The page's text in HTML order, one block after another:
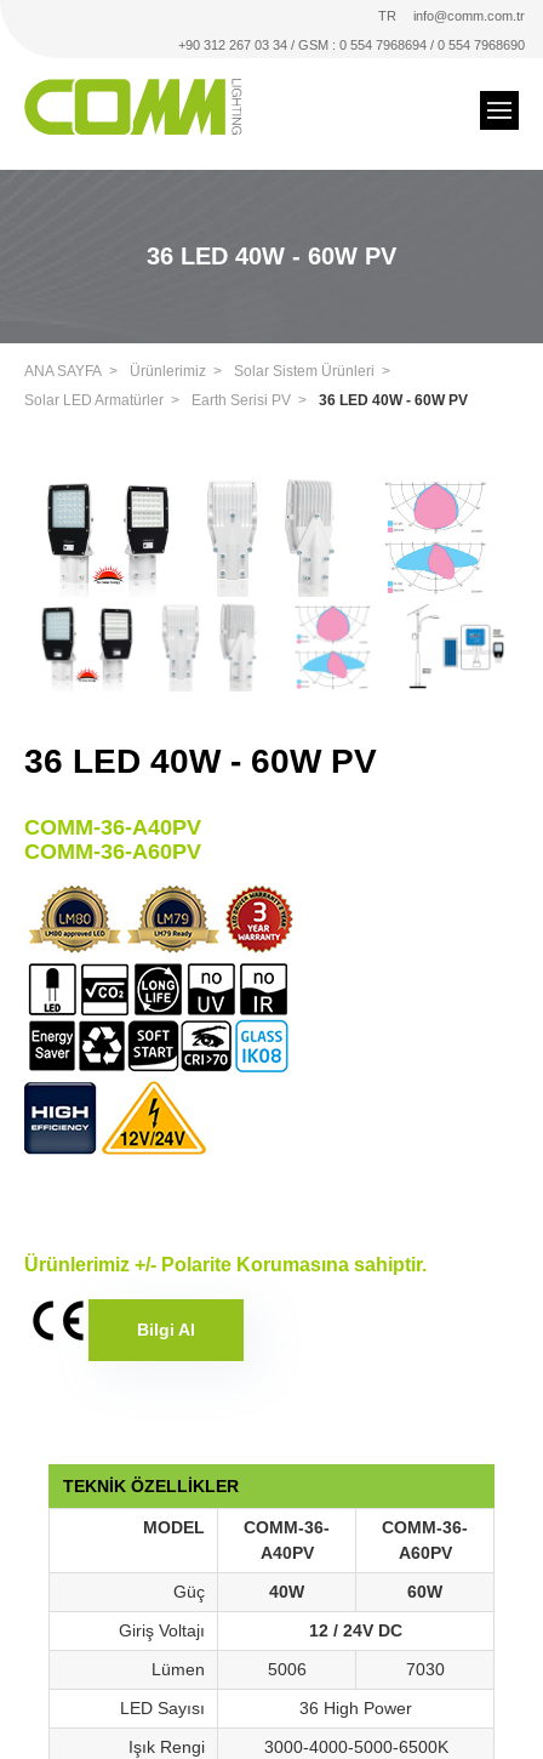
TR
info@comm.com.tr
+90 312 267 03 34 / GSM : 0 554 7968694 / 0 554 7968690
36 LED 40W - 60W PV
ANA SAYFA Ürünlerimiz
Solar Sistem Ürünleri
Solar LED Armatürler
Earth Serisi PV 36 LED 40W - 60W PV
36 LED 40W - 60W PV
COMM-36-A40PV
COMM-36-A60PV
Ürünlerimiz +/- Polarite Korumasına sahiptir.
Bilgi Al
TEKNİK ÖZELLİKLER
MODEL
COMM-36-
A40PV
COMM-36-
A60PV
Güç
40W
60W
Giriş Voltajı
12 / 24V DC
Lümen
5006
7030
LED Sayısı
36 High Power
Işık Rengi
3000-4000-5000-6500K